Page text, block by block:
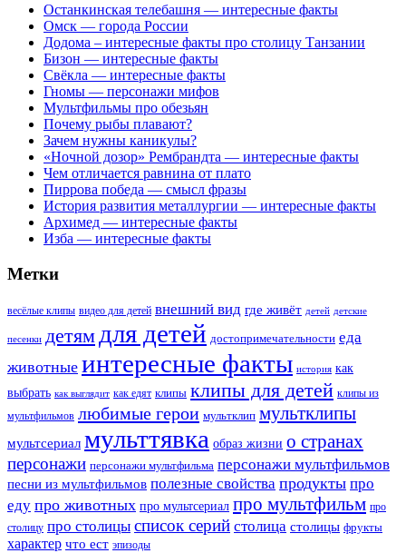
Останкинская телебашня — интересные факты
Омск — города России
Додома – интересные факты про столицу Танзании
Бизон — интересные факты
Свёкла — интересные факты
Гномы — персонажи мифов
Мультфильмы про обезьян
Почему рыбы плавают?
Зачем нужны каникулы?
«Ночной дозор» Рембрандта — интересные факты
Чем отличается равнина от плато
Пиррова победа — смысл фразы
История развития металлургии — интересные факты
Архимед — интересные факты
Изба — интересные факты
Метки
весёлые клипы видео для детей внешний вид где живёт детей детские
песенки детямдля детей достопримечательности еда
животные интересные факты история как
выбрать как выглядит как едят клипы клипы для детей клипы из
мультфильмов любимые герои мультклип мультклипы
мультсериал мульттявка образ жизни о странах
персонажи персонажи мультфильма персонажи мультфильмов
песни из мультфильмов полезные свойства продукты про
еду про животных про мультсериал про мультфильм про
столицу про столицы список серий столица столицы фрукты
характер что ест эпизоды